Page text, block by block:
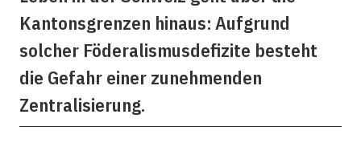
Kantonsgrenzen hinaus: Aufgrund
solcher Föderalismusdefizite besteht
die Gefahr einer zunehmenden
Zentralisierung.